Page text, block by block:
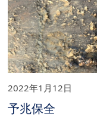
2022年1月12日
予兆保全